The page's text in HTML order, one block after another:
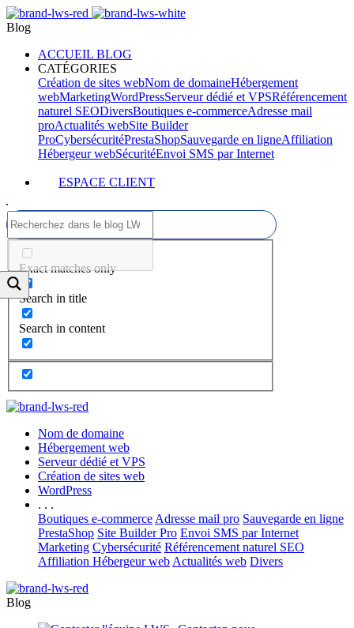
Blog
ACCUEIL BLOG
CATÉGORIES
Création de sites webNom de domaineHébergement
webMarketingWordPressServeur dédié et VPSRéférencement
naturel SEODiversBoutiques e-commerceAdresse mail
proActualités webSite Builder
ProCybersécuritéPrestaShopSauvegarde en ligneAffiliation
Hébergeur webSécuritéEnvoi SMS par Internet
ESPACE CLIENT
Exact matches only
Search in title
Search in content
Nom de domaine
Hébergement web
Serveur dédié et VPS
Création de sites web
WordPress
. . .
Boutiques e-commerce Adresse mail pro Sauvegarde en ligne
PrestaShop Site Builder Pro Envoi SMS par Internet
Marketing Cybersécurité Référencement naturel SEO
Affiliation Hébergeur web Actualités web Divers
Blog